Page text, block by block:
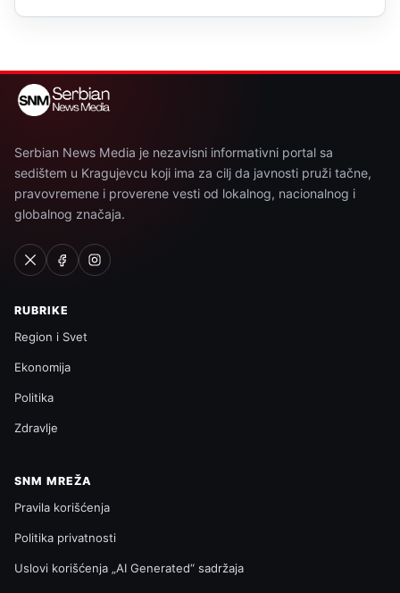
Serbian News Media je nezavisni informativni portal sa
sedištem u Kragujevcu koji ima za cilj da javnosti pruži tačne,
pravovremene i proverene vesti od lokalnog, nacionalnog i
globalnog značaja.
RUBRIKE
Region i Svet
Ekonomija
Politika
Zdravlje
SNM MREŽA
Pravila korišćenja
Politika privatnosti
Uslovi korišćenja „AI Generated“ sadržaja